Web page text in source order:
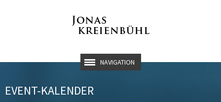
NAVIGATION
EVENT-KALENDER